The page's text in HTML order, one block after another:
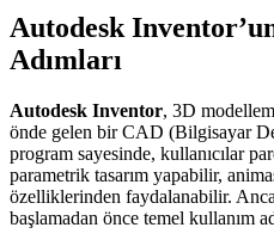
Autodesk
Adımları
Autodesk Inventor, 3D
önde gelen bir CAD (Bilgisayar
program sayesinde, kullanıcılar
parametrik tasarım yapabilir,
özelliklerinden faydalanabilir.
başlamadan önce temel kullanım